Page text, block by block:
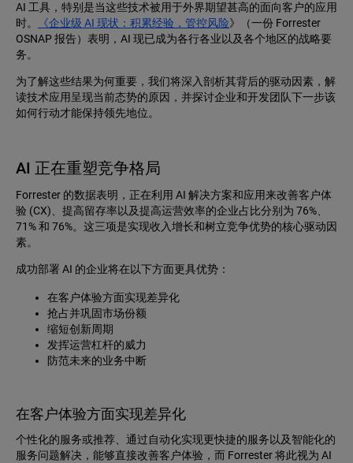
AI 工具，特别是当这些技术被用于外界期望甚高的面向客户的应用
时。
《企业级 AI 现状：积累经验，管控风险》（一份 Forrester
OSNAP 报告）表明，AI 现已成为各行各业以及各个地区的战略要
务。
为了解这些结果为何重要，我们将深入剖析其背后的驱动因素，解
读技术应用呈现当前态势的原因，并探讨企业和开发团队下一步该
如何行动才能保持领先地位。
AI 正在重塑竞争格局
Forrester 的数据表明，正在利用 AI 解决方案和应用来改善客户体
验 (CX)、提高留存率以及提高运营效率的企业占比分别为 76%、
71% 和 76%。这三项是实现收入增长和树立竞争优势的核心驱动因
素。
成功部署 AI 的企业将在以下方面更具优势：
在客户体验方面实现差异化
抢占并巩固市场份额
缩短创新周期
发挥运营杠杆的威力
防范未来的业务中断
在客户体验方面实现差异化
个性化的服务或推荐、通过自动化实现更快捷的服务以及智能化的
服务问题解决，能够直接改善客户体验，而 Forrester 将此视为 AI